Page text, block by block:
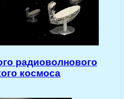
радиоволнового
космоса